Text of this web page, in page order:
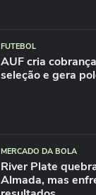
FUTEBOL
AUF cria
seleção e gera
MERCADO DA BOLA
River Plate
Almada, mas